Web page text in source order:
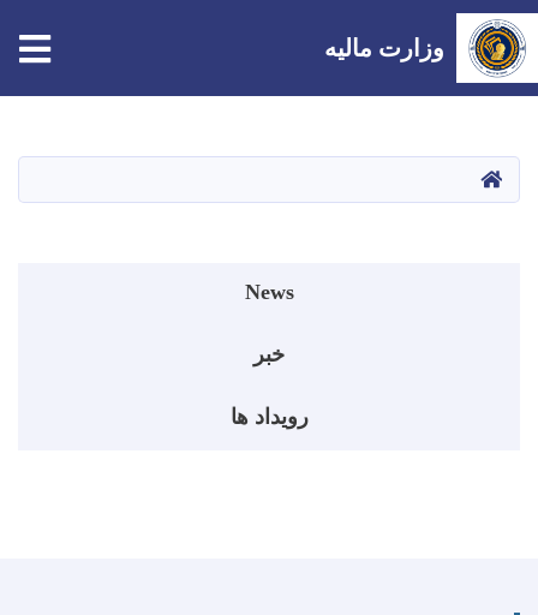
content
وزارت مالیه
صفحه اصلی
News
خبر
رویداد ها